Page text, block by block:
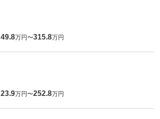
49.8万円〜315.8万円
23.9万円〜252.8万円